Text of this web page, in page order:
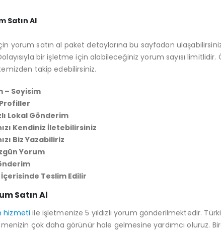
Satın Al
yorum satın al paket detaylarına bu sayfadan
bir işletme için alabileceğiniz yorum sayısı
takip edebilirsiniz.
– Soyisim
Lokal Gönderim
Kendiniz İletebilirsiniz
Biz Yazabiliriz
Yorum
İçerisinde Teslim Edilir
Satın Al
hizmeti ile işletmenize 5 yıldızlı yorum gönderilmektedir.
çok daha görünür hale gelmesine yardımcı oluruz.